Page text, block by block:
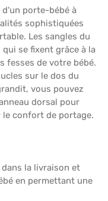
porte-bébé à
sophistiquées
Les sangles du
se fixent grâce à la
fesses de votre bébé.
sur le dos du
vous pouvez
dorsal pour
confort de portage.
la livraison et
en permettant une